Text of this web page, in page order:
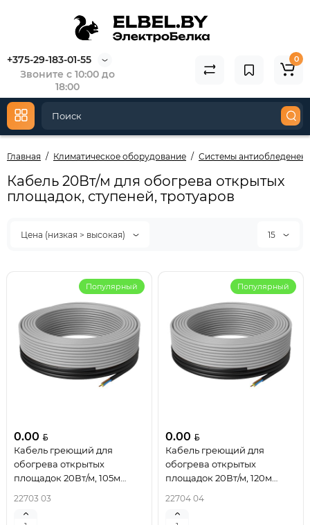
+375-29-183-01-55
Звоните с 10:00 до
18:00
0
Главная Климатическое оборудование Системы
Кабель 20Вт/м для обогрева открытых
площадок, ступеней, тротуаров
Цена (низкая > высокая) 15
Популярный
0.00
Кабель греющий для
обогрева открытых
площадок 20Вт/м, 105м
22703 03
Популярный
0.00
Кабель греющий для
обогрева открытых
площадок 20Вт/м, 120м
22704 04